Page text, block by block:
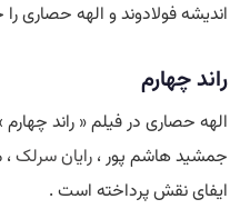
اندیشه فولادوند و الهه حصاری
راند چهارم
الهه حصاری در فیلم « راند چهارم
جمشید هاشم پور ، رایان سرلک
ایفای نقش پرداخته است .